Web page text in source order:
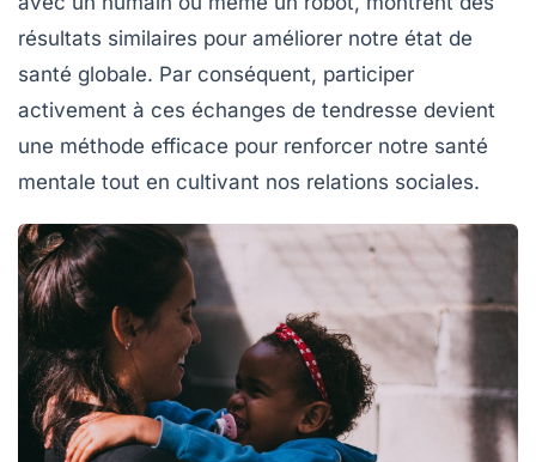
résultats similaires pour améliorer notre état de
santé globale. Par conséquent, participer
activement à ces échanges de tendresse devient
une méthode efficace pour renforcer notre santé
mentale tout en cultivant nos relations sociales.